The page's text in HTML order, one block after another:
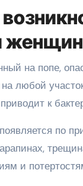
на попе,
на любой
к
по
и